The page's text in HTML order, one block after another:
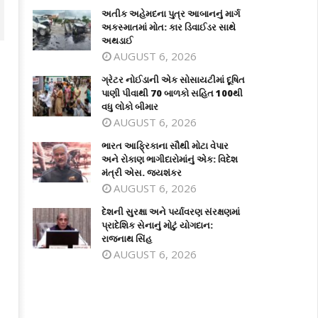
નોઈડાની એક સોસાયટીમાં દૂષિત
પીવાથી 70 બાળકો સહિત 100થી વધુ
બીમાર
ભારત આફ્રિકાના સૌથી મોટા વેપાર અને
રોકાણ ભાગીદારોમાંનું એક: વિદેશ મંત્રી
એસ. જયશંકર
29,
અતીક અહેમદના પુત્ર આબાનનું માર્ગ
અકસ્માતમાં મોત: કાર ડિવાઈડર સાથે
અથડાઈ
AUGUST 6, 2026
ગ્રેટર નોઈડાની એક સોસાયટીમાં દૂષિત
પાણી પીવાથી 70 બાળકો સહિત 100થી
વધુ લોકો બીમાર
AUGUST 6, 2026
ભારત આફ્રિકાના સૌથી મોટા વેપાર
અને રોકાણ ભાગીદારોમાંનું એક: વિદેશ
મંત્રી એસ. જયશંકર
AUGUST 6, 2026
દેશની સુરક્ષા અને પર્યાવરણ સંરક્ષણમાં
પ્રાદેશિક સેનાનું મોટું યોગદાન:
રાજનાથ સિંહ
AUGUST 6, 2026